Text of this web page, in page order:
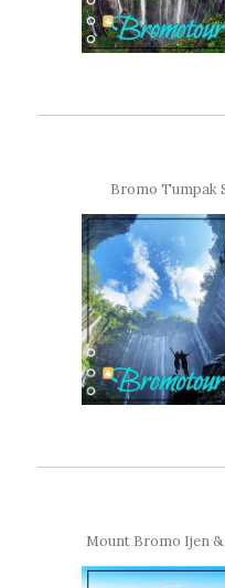
Bromo Tumpak
Mount Bromo Ijen